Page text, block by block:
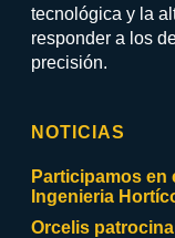
tecnológica y la
responder a los
precisión.
NOTICIAS
Participamos en
Ingenieria
Orcelis